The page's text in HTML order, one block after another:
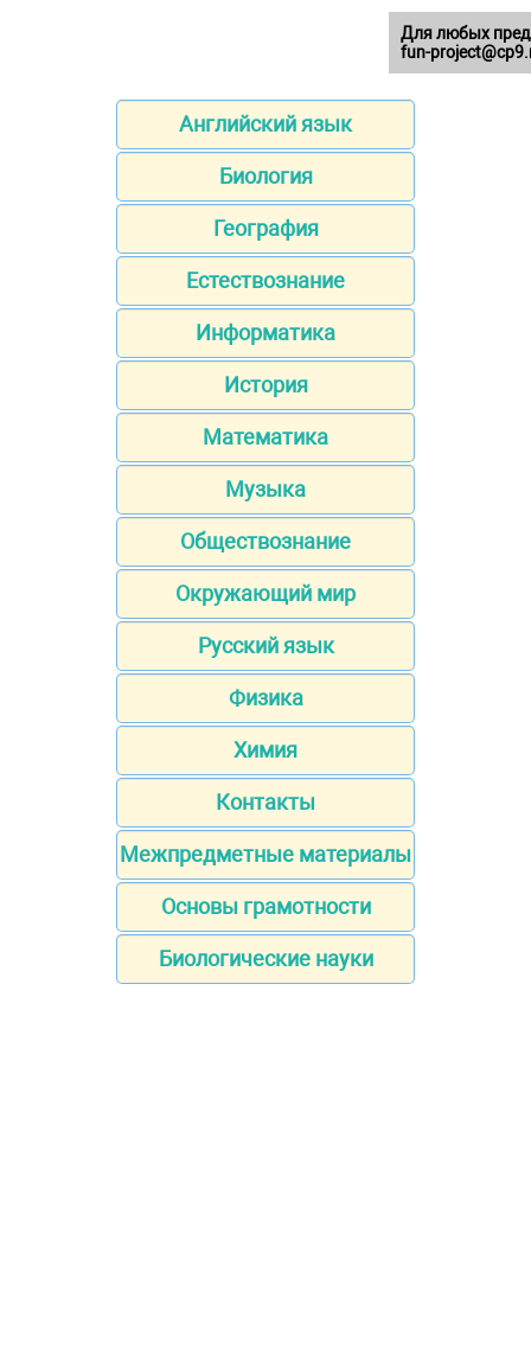
Английский язык
Биология
География
Естествознание
Информатика
История
Математика
Музыка
Обществознание
Окружающий мир
Русский язык
Физика
Химия
Контакты
Межпредметные материалы
Основы грамотности
Биологические науки
Для любых
fun-